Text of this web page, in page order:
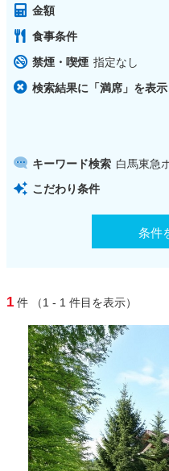
金額
食事条件
禁煙・喫煙 指定なし
検索結果に「満席」を表
キーワード検索 白馬東急
こだわり条件
条件
1 件 （1 - 1 件目を表示）